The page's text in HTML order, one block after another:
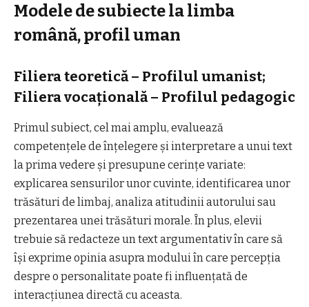
Modele de subiecte la limba
română, profil uman
Filiera teoretică – Profilul umanist;
Filiera vocaţională – Profilul pedagogic
Primul subiect, cel mai amplu, evaluează
competențele de înțelegere și interpretare a unui text
la prima vedere și presupune cerințe variate:
explicarea sensurilor unor cuvinte, identificarea unor
trăsături de limbaj, analiza atitudinii autorului sau
prezentarea unei trăsături morale. În plus, elevii
trebuie să redacteze un text argumentativ în care să
își exprime opinia asupra modului în care percepția
despre o personalitate poate fi influențată de
interacțiunea directă cu aceasta.